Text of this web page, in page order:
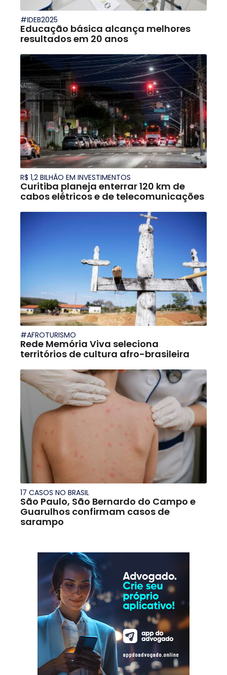
#IDEB2025
Educação básica alcança melhores
resultados em 20 anos
R$ 1,2 BILHÃO EM INVESTIMENTOS
Curitiba planeja enterrar 120 km de
cabos elétricos e de telecomunicações
#AFROTURISMO
Rede Memória Viva seleciona
territórios de cultura afro-brasileira
17 CASOS NO BRASIL
São Paulo, São Bernardo do Campo e
Guarulhos confirmam casos de
sarampo